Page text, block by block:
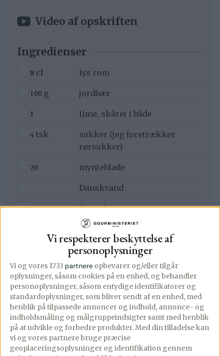
Vi respekterer beskyttelse af
personoplysninger
Vi og vores 1733 partnere opbevarer og/eller tilgår
oplysninger, såsom cookies på en enhed, og behandler
personoplysninger, såsom entydige identifikatorer og
standardoplysninger, som bliver sendt af en enhed, med
henblik på tilpassede annoncer og indhold, annonce- og
indholdsmåling og målgruppeindsigter samt med henblik
på at udvikle og forbedre produkter.Med din tilladelse kan
vi og vores partnere bruge præcise
geoplaceringsoplysninger og identifikation gennem
Video af opskriften
Ingredienser
▢
8 cl
lys rom
▢
100 g
jordbær
▢
1
lime, skåret i både
▢
4 tsk
sukker (jeg foretrækker
rørsukker)
▢
20
mynteblade
Danskvand
▢
Isterninger
Lav denne opskrift i appen
Trin-for-trin med skærmen tændt, tilføj til madplan
og indkøbsliste med ét tryk.
Åbn i app
Fremgangsmåde